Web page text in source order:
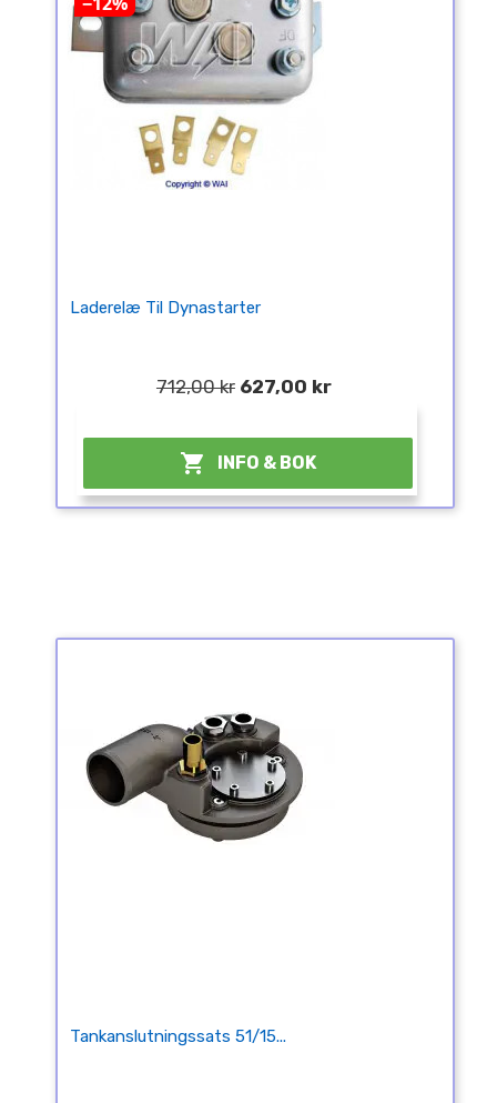
Laderelæ Til Dynastarter
712,00 kr 627,00 kr
 INFO & BOK
Tankanslutningssats 51/15...